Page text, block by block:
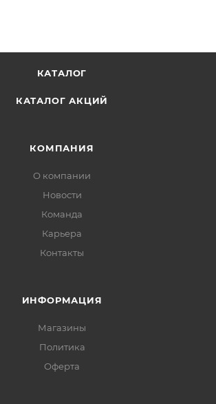
КАТАЛОГ
КАТАЛОГ АКЦИЙ
КОМПАНИЯ
О компании
Новости
Команда
Карьера
Контакты
ИНФОРМАЦИЯ
Магазины
Политика
Офертa